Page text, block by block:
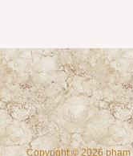
Copyright © 2026